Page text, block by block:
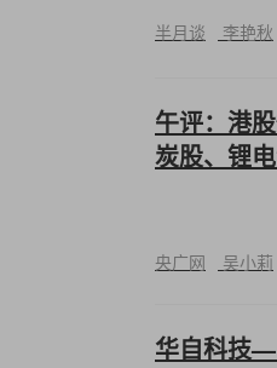
半月谈 李艳秋
午评：港
炭股、锂
央广网 吴小莉
华自科技—